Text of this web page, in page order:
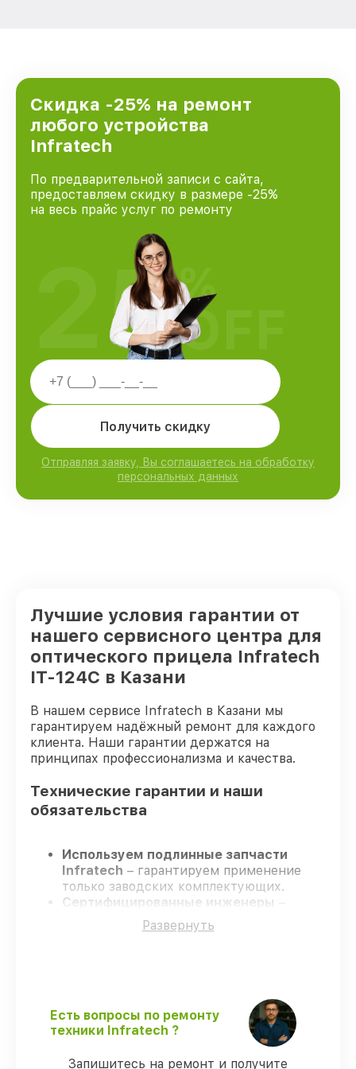
Скидка -25% на ремонт
любого устройства
Infratech
По предварительной записи с сайта,
предоставляем скидку в размере -25%
на весь прайс услуг по ремонту
Получить скидку
Отправляя заявку, Вы соглашаетесь на обработку
персональных данных
25%
OFF
Лучшие условия гарантии от
нашего сервисного центра для
оптического прицела Infratech
IT-124C в Казани
В нашем сервисе Infratech в Казани мы
гарантируем надёжный ремонт для каждого
клиента. Наши гарантии держатся на
принципах профессионализма и качества.
Технические гарантии и наши
обязательства
Используем подлинные запчасти
Infratech – гарантируем применение
только заводских комплектующих.
Сертифицированные инженеры
проходят жёсткий контроль знаний и
навыков, что гарантирует качество
оптического прицела Infratech IT-124C
строго по договоренности.
Официальная гарантия
– все работы и
запчасти защищены сервисной
гарантией.
Развернуть
Есть вопросы по ремонту
техники Infratech ?
Запишитесь на ремонт и получите